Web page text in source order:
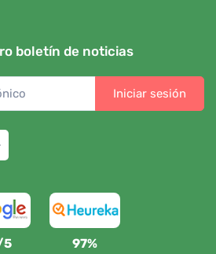
boletín de noticias
Iniciar sesión
5 97%